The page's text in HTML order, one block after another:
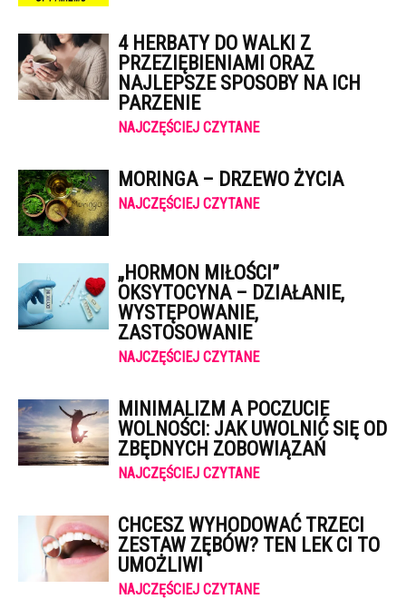
4 HERBATY DO WALKI Z
PRZEZIĘBIENIAMI ORAZ
NAJLEPSZE SPOSOBY NA ICH
PARZENIE
NAJCZĘŚCIEJ CZYTANE
MORINGA – DRZEWO ŻYCIA
NAJCZĘŚCIEJ CZYTANE
„HORMON MIŁOŚCI”
OKSYTOCYNA – DZIAŁANIE,
WYSTĘPOWANIE,
ZASTOSOWANIE
NAJCZĘŚCIEJ CZYTANE
MINIMALIZM A POCZUCIE
WOLNOŚCI: JAK UWOLNIĆ SIĘ OD
ZBĘDNYCH ZOBOWIĄZAŃ
NAJCZĘŚCIEJ CZYTANE
CHCESZ WYHODOWAĆ TRZECI
ZESTAW ZĘBÓW? TEN LEK CI TO
UMOŻLIWI
NAJCZĘŚCIEJ CZYTANE